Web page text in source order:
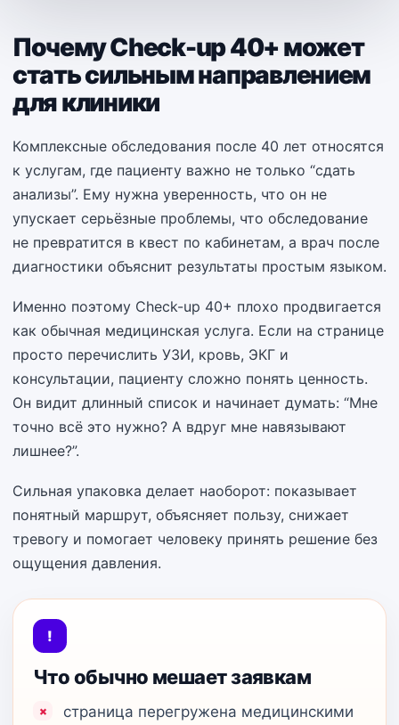
Почему Check-up 40+ может
стать сильным направлением
для клиники
Комплексные обследования после 40 лет относятся
к услугам, где пациенту важно не только “сдать
анализы”. Ему нужна уверенность, что он не
упускает серьёзные проблемы, что обследование
не превратится в квест по кабинетам, а врач после
диагностики объяснит результаты простым языком.
Именно поэтому Check-up 40+ плохо продвигается
как обычная медицинская услуга. Если на странице
просто перечислить УЗИ, кровь, ЭКГ и
консультации, пациенту сложно понять ценность.
Он видит длинный список и начинает думать: “Мне
точно всё это нужно? А вдруг мне навязывают
лишнее?”.
Сильная упаковка делает наоборот: показывает
понятный маршрут, объясняет пользу, снижает
тревогу и помогает человеку принять решение без
ощущения давления.
!
Что обычно мешает заявкам
страница перегружена медицинскими